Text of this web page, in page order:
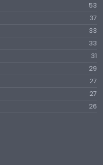
53
37
33
33
31
29
27
27
26